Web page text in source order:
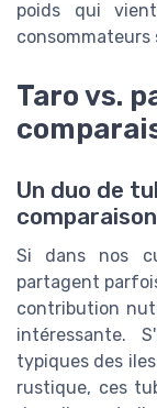
poids qui
consommateurs
Taro vs.
Un duo de
Si dans nos
partagent
contribution
intéressante.
typiques des
rustique, ces